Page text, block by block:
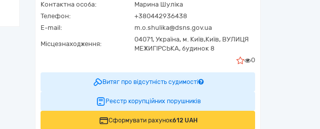
Контактна особа:
Марина Шуліка
Телефон:
+380442936438
E-mail:
m.o.shulika@dsns.gov.ua
Місцезнаходження:
04071, Україна, м. Київ,Київ, ВУЛИЦЯ
МЕЖИГІРСЬКА, будинок 8
0
Витяг про відсутність судимості
Реєстр корупційних порушників
Сформувати рахунок612 UAH